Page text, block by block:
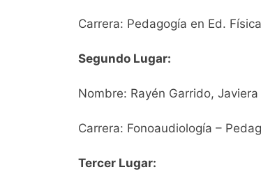
Carrera: Pedagogía en Ed.
Segundo Lugar:
Nombre: Rayén Garrido,
Carrera: Fonoaudiología –
Tercer Lugar: